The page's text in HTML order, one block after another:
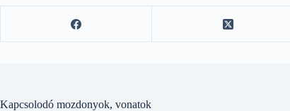
Kapcsolodó mozdonyok, vonatok